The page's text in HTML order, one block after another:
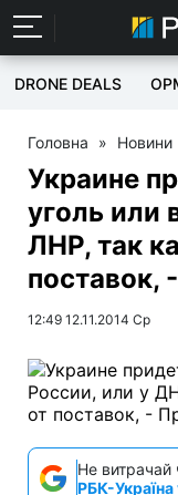
DRONE DEALS
Головна » Новини
Украине
уголь или
ЛНР, так
поставок,
12:49 12.11.2014 Ср
Не витрачай
РБК-Україна